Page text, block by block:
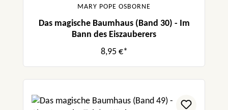
MARY POPE OSBORNE
Das magische Baumhaus (Band 30) - Im
Bann des Eiszauberers
8,95 €*